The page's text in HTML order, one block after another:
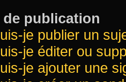
de publication
je publier un
je éditer ou
je ajouter une